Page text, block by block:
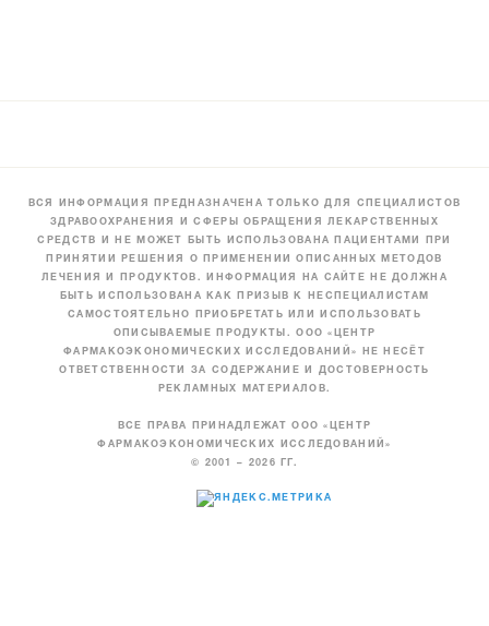
ВСЯ ИНФОРМАЦИЯ ПРЕДНАЗНАЧЕНА ТОЛЬКО ДЛЯ СПЕЦИАЛИСТОВ
ЗДРАВООХРАНЕНИЯ И СФЕРЫ ОБРАЩЕНИЯ ЛЕКАРСТВЕННЫХ
СРЕДСТВ И НЕ МОЖЕТ БЫТЬ ИСПОЛЬЗОВАНА ПАЦИЕНТАМИ ПРИ
ПРИНЯТИИ РЕШЕНИЯ О ПРИМЕНЕНИИ ОПИСАННЫХ МЕТОДОВ
ЛЕЧЕНИЯ И ПРОДУКТОВ. ИНФОРМАЦИЯ НА САЙТЕ НЕ ДОЛЖНА
БЫТЬ ИСПОЛЬЗОВАНА КАК ПРИЗЫВ К НЕСПЕЦИАЛИСТАМ
САМОСТОЯТЕЛЬНО ПРИОБРЕТАТЬ ИЛИ ИСПОЛЬЗОВАТЬ
ОПИСЫВАЕМЫЕ ПРОДУКТЫ. ООО «ЦЕНТР
ФАРМАКОЭКОНОМИЧЕСКИХ ИССЛЕДОВАНИЙ» НЕ НЕСЁТ
ОТВЕТСТВЕННОСТИ ЗА СОДЕРЖАНИЕ И ДОСТОВЕРНОСТЬ
РЕКЛАМНЫХ МАТЕРИАЛОВ.
ВСЕ ПРАВА ПРИНАДЛЕЖАТ ООО «ЦЕНТР
ФАРМАКОЭКОНОМИЧЕСКИХ ИССЛЕДОВАНИЙ»
© 2001 – 2026 ГГ.